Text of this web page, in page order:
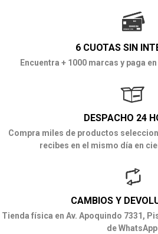
6 CUOTAS SIN
Encuentra + 1000 marcas y paga
DESPACHO 24
Compra miles de productos
recibes en el mismo día en
CAMBIOS Y
Tienda física en Av. Apoquindo 7331,
de WhatsApp